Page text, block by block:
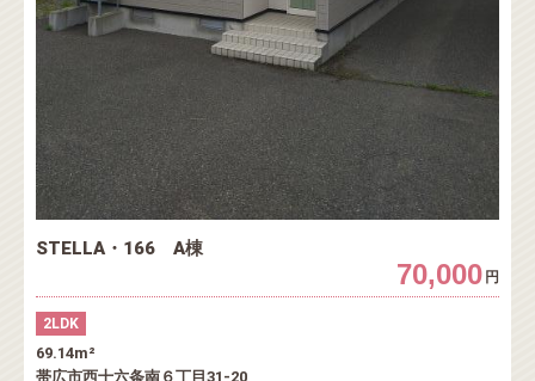
STELLA・166 A棟
70,000 円
2LDK
69.14m²
帯広市西十六条南６丁目31-20